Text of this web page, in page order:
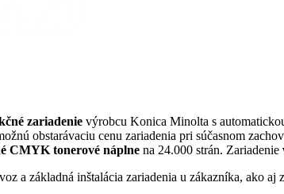
zariadenie výrobcu Konica Minolta s
obstarávaciu cenu zariadenia pri súčasnom
CMYK tonerové náplne na 24.000 strán. Zariadenie
a základná inštalácia zariadenia u zákazníka, ako aj